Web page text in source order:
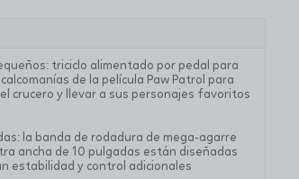
triciclo alimentado por pedal para
de la película Paw Patrol para
crucero y llevar a sus personajes favoritos
la banda de rodadura de mega-agarre
ancha de 10 pulgadas están diseñadas
estabilidad y control adicionales